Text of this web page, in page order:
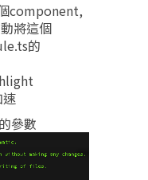
component,
將這個
的
參數